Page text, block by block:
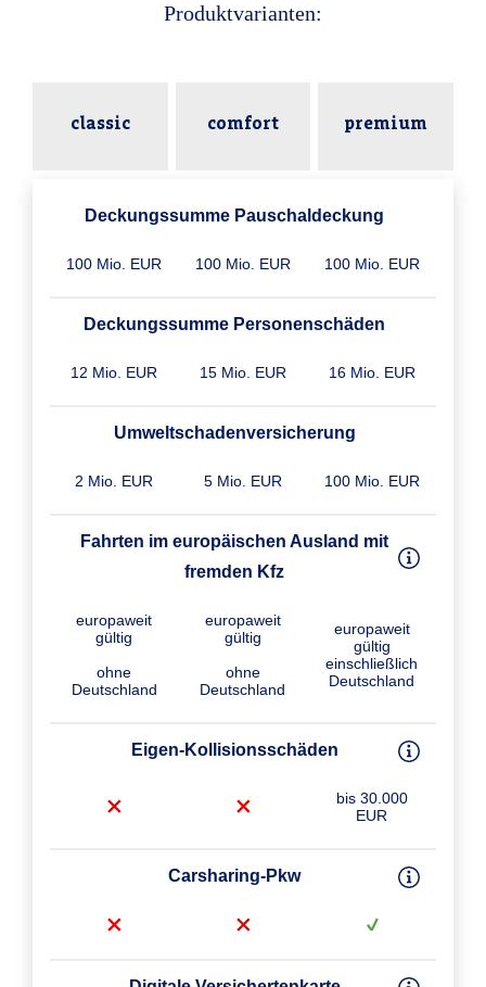
Produktvarianten:
classic comfort premium
Deckungssumme Pauschaldeckung
100 Mio. EUR 100 Mio. EUR 100 Mio. EUR
Deckungssumme Personenschäden
12 Mio. EUR 15 Mio. EUR 16 Mio. EUR
Umweltschaden­versicherung
2 Mio. EUR 5 Mio. EUR 100 Mio. EUR
Fahrten im europäischen Ausland mit
fremden Kfz
europaweit
gültig
ohne
Deutschland
europaweit
gültig
ohne
Deutschland
europaweit
gültig
einschließlich
Deutschland
Eigen-Kollisions­schäden
bis 30.000
EUR
Carsharing-Pkw